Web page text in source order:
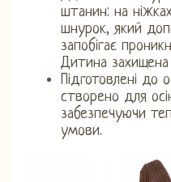
штанин: на
шнурок, який
запобігає
Дитина захищена
Підготовлені до
створено для
забезпечуючи
умови.